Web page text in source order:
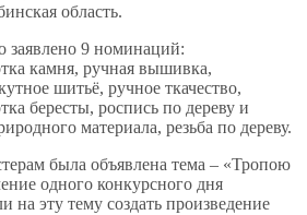
область.
заявлено 9 номинаций:
камня, ручная вышивка,
шитьё, ручное ткачество,
бересты, роспись по дереву и
материала, резьба по дереву.
была объявлена тема – «Тропою
одного конкурсного дня
эту тему создать произведение